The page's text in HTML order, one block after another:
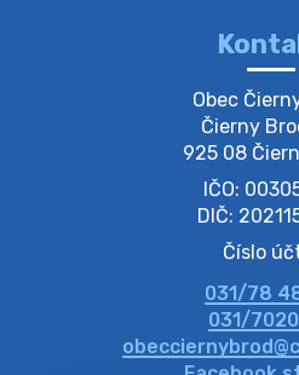
Zber separovaného
Szeparált műanya…
Oznamujeme obyvateľom, že
prebehne zber separovaného
obyvateľov, aby vrecia s
večer vopred, nakoľko firma F…
4. augusta 2026 09:51
Oznámenie o
elektri…
Oznamujeme Vám, že v
Obec
Čierny
925 08
IČO:
DIČ:
Číslo
031/78
031/